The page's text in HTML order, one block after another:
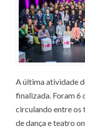
A última atividade
finalizada. Foram 6
circulando entre os
de dança e teatro